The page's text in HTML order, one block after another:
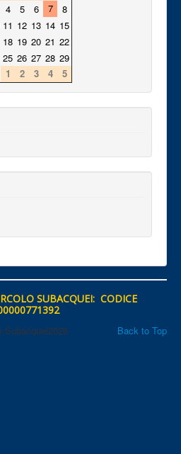
4 5 6 7
8
11 12 13 14 15
18 19 20 21 22
25 26 27 28 29
1 2 3 4 5
SUBACQUEI: CODICE
Back to Top
Subacquei2026